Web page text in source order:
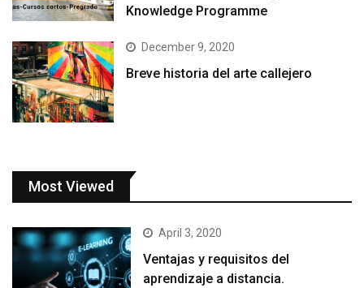
Knowledge Programme
December 9, 2020
Breve historia del arte callejero
Most Viewed
April 3, 2020
Ventajas y requisitos del
aprendizaje a distancia.